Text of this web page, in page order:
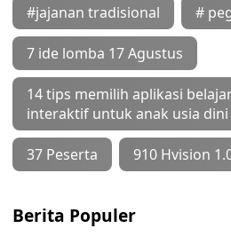
#jajanan tradisional #
7 ide lomba 17 Agustus
14 tips memilih aplikasi
interaktif untuk anak usia dini
37 Peserta 910 Hvision
Berita Populer